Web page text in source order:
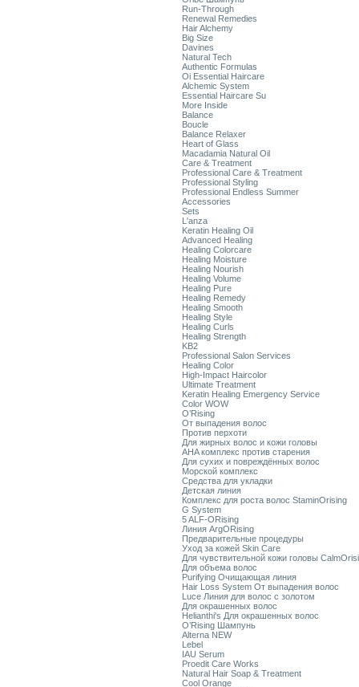
Run-Through
Renewal Remedies
Hair Alchemy
Big Size
Davines
Natural Tech
Authentic Formulas
Oi Essential Haircare
Alchemic System
Essential Haircare Su
More Inside
Balance
Boucle
Balance Relaxer
Heart of Glass
Macadamia Natural Oil
Care & Treatment
Professional Care & Treatment
Professional Styling
Professional Endless Summer
Accessories
Sets
L'anza
Keratin Healing Oil
Advanced Healing
Healing Colorcare
Healing Moisture
Healing Nourish
Healing Volume
Healing Pure
Healing Remedy
Healing Smooth
Healing Style
Healing Curls
Healing Strength
KB2
Professional Salon Services
Healing Color
High-Impact Haircolor
Ultimate Treatment
Keratin Healing Emergency Service
Color WOW
O’Rising
От выпадения волос
Против перхоти
Для жирных волос и кожи головы
AHA комплекс против старения
Для сухих и повреждённых волос
Морской комплекс
Средства для укладки
Детская линия
Комплекс для роста волос StaminOrising
G System
5 ALF-ORising
Линия ArgORising
Предварительные процедуры
Уход за кожей Skin Care
Для чувствительной кожи головы
Для объема волос
Purifying Очищающая линия
Hair Loss System От выпадения волос
Luce Линия для волос с золотом
Для окрашенных волос
Helianthi's Для окрашенных волос
O’Rising Шампунь
Alterna NEW
Lebel
IAU Serum
Proedit Care Works
Natural Hair Soap & Treatment
Cool Orange